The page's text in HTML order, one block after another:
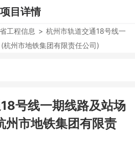
项目详情
工程信息 > 杭州市轨道交通18号线一
州市地铁集团有限责任公司)
号线一期线路及站场
州市地铁集团有限责